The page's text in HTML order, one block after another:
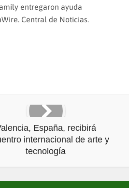
entregaron ayuda
Central de Noticias.
España, recibirá
internacional de arte y
tecnología